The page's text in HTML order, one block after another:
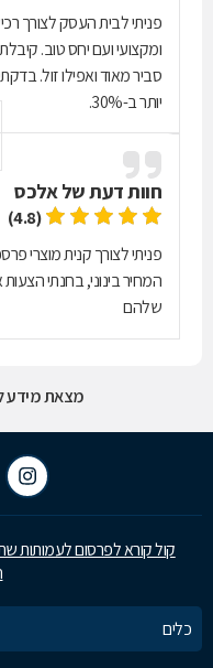
פניתי לבית העסק לצורך
ומקצועי ועם יחס טוב.
סביר מאוד ואפילו זול.
יותר ב-30%.
חוות דעת שלאלכס
(4.8)
פניתי לצורך קנית מוצרי
המחיר בינוני, בחנתי
שלהם
מצאת מידע
קול קורא לפרסום לעמותות
כלים